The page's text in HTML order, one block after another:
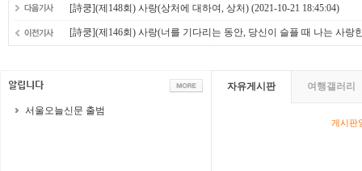
[詩쿵](제148회) 사랑(상처에 대하여​, 상처) (2021-10-21 18:45:04)
[詩쿵](제146회) 사랑(너를 기다리는 동안, 당신이 슬플 때 나는 사랑
서울오늘신문 출범
자유게시판 여행갤러리
게시판